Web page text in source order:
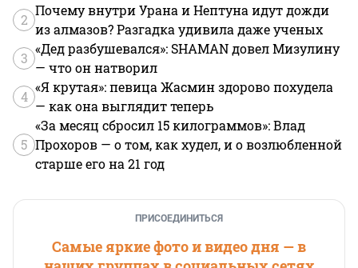
2
Почему внутри Урана и Нептуна идут дожди
из алмазов? Разгадка удивила даже ученых
3
«Дед разбушевался»: SHAMAN довел Мизулину
— что он натворил
4
«Я крутая»: певица Жасмин здорово похудела
— как она выглядит теперь
5
«За месяц сбросил 15 килограммов»: Влад
Прохоров — о том, как худел, и о возлюбленной
старше его на 21 год
ПРИСОЕДИНИТЬСЯ
Самые яркие фото и видео дня — в